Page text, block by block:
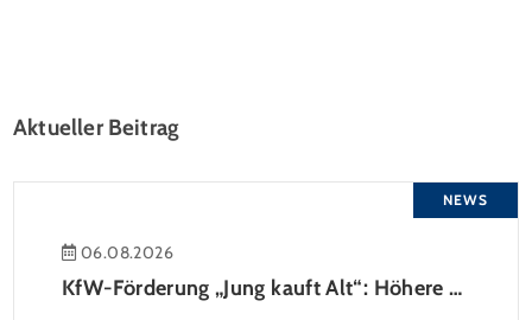
Aktueller Beitrag
NEWS
06.08.2026
KfW-Förderung „Jung kauft Alt“: Höhere Kredite ab August 2026